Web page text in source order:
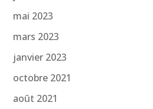
mai 2023
mars 2023
janvier 2023
octobre 2021
août 2021